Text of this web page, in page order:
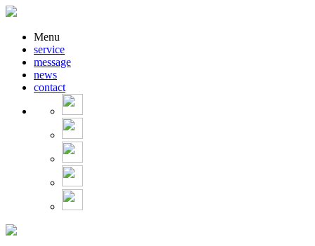
Menu
service
message
news
contact